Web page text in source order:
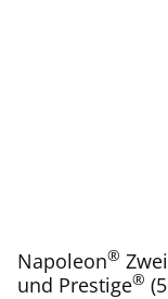
Napoleon®
und Prestige®